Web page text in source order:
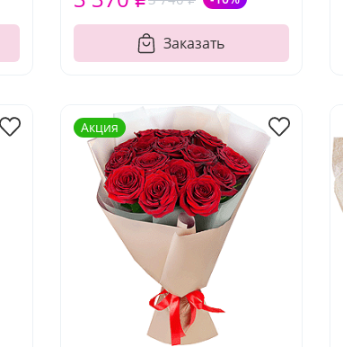
Заказать
Акция